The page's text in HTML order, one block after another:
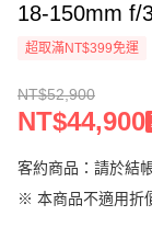
18-150mm f/
超取滿NT$399免運
NT$52,900
NT$44,900
客約商品：請於結
※ 本商品不適用折